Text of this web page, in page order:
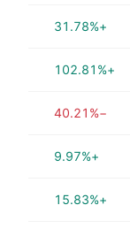
+31.78%
+102.81%
−40.21%
+9.97%
+15.83%